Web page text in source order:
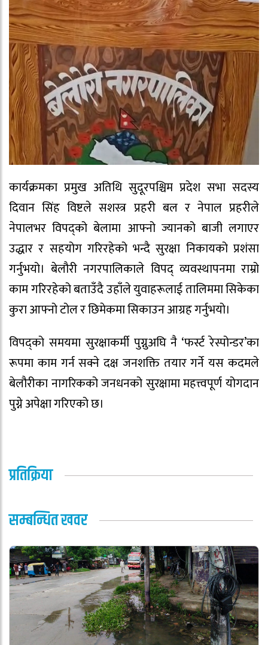
कार्यक्रमका प्रमुख अतिथि सुदूरपश्चिम प्रदेश सभा सदस्य
दिवान सिंह विष्टले सशस्त्र प्रहरी बल र नेपाल प्रहरीले
नेपालभर विपद्को बेलामा आफ्नो ज्यानको बाजी लगाएर
उद्धार र सहयोग गरिरहेको भन्दै सुरक्षा निकायको प्रशंसा
गर्नुभयो। बेलौरी नगरपालिकाले विपद् व्यवस्थापनमा राम्रो
काम गरिरहेको बताउँदै उहाँले युवाहरूलाई तालिममा सिकेका
कुरा आफ्नो टोल र छिमेकमा सिकाउन आग्रह गर्नुभयो।
विपद्को समयमा सुरक्षाकर्मी पुग्नुअघि नै ‘फर्स्ट रेस्पोन्डर’का
रूपमा काम गर्न सक्ने दक्ष जनशक्ति तयार गर्ने यस कदमले
बेलौरीका नागरिकको जनधनको सुरक्षामा महत्त्वपूर्ण योगदान
पुग्ने अपेक्षा गरिएको छ।
प्रतिक्रिया
सम्बन्धित खवर